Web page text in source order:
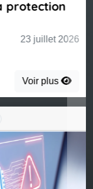
juillet 2026
plus